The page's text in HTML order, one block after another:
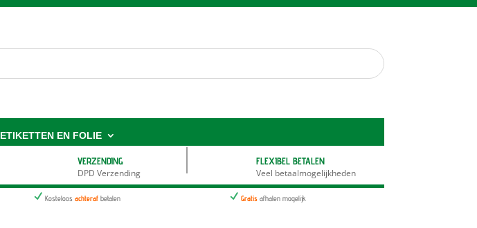
ETIKETTEN EN FOLIE
VERZENDING
DPD Verzending
FLEXIBEL BETALEN
Veel betaalmogelijkheden
N Kosteloos achteraf betalen N Gratis afhalen mogelijk